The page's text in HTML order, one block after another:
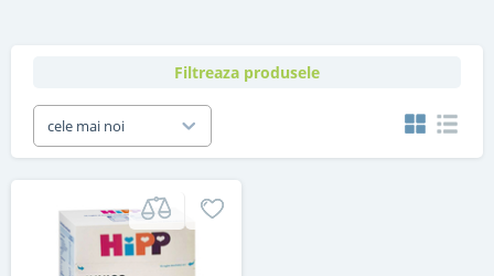
Filtreaza produsele
cele mai noi